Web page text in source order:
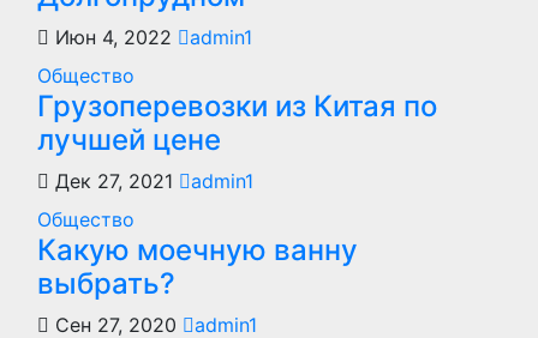
Июн 4, 2022
admin1
Общество
Грузоперевозки из Китая по
лучшей цене
Дек 27, 2021
admin1
Общество
Какую моечную ванну
выбрать?
Сен 27, 2020 admin1